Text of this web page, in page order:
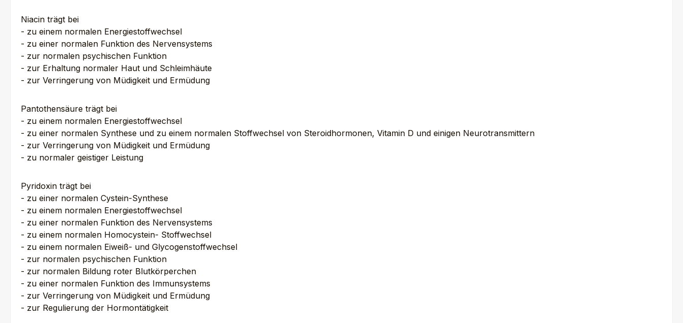
Niacin trägt bei
- zu einem normalen Energiestoffwechsel
- zu einer normalen Funktion des Nervensystems
- zur normalen psychischen Funktion
- zur Erhaltung normaler Haut und Schleimhäute
- zur Verringerung von Müdigkeit und Ermüdung
Pantothensäure trägt bei
- zu einem normalen Energiestoffwechsel
- zu einer normalen Synthese und zu einem normalen Stoffwechsel von Steroidhormonen, Vitamin D und einigen Neurotransmittern
- zur Verringerung von Müdigkeit und Ermüdung
- zu normaler geistiger Leistung
Pyridoxin trägt bei
- zu einer normalen Cystein-Synthese
- zu einem normalen Energiestoffwechsel
- zu einer normalen Funktion des Nervensystems
- zu einem normalen Homocystein- Stoffwechsel
- zu einem normalen Eiweiß- und Glycogenstoffwechsel
- zur normalen psychischen Funktion
- zur normalen Bildung roter Blutkörperchen
- zu einer normalen Funktion des Immunsystems
- zur Verringerung von Müdigkeit und Ermüdung
- zur Regulierung der Hormontätigkeit